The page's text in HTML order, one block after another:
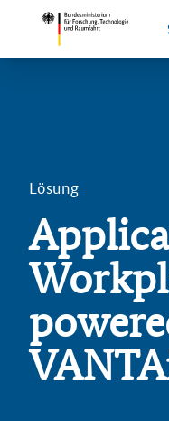
Lösung